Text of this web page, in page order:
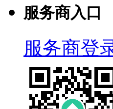
服务商入口
服务商登